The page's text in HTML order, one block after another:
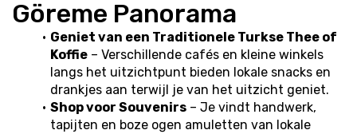
Göreme Panorama
Geniet van een Traditionele Turkse Thee of
Koffie – Verschillende cafés en kleine winkels
langs het uitzichtpunt bieden lokale snacks en
drankjes aan terwijl je van het uitzicht geniet.
Shop voor Souvenirs – Je vindt handwerk,
tapijten en boze ogen amuletten van lokale